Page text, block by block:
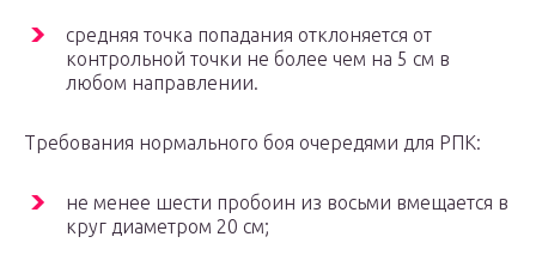
средняя точка попадания отклоняется от
контрольной точки не более чем на 5 см в
любом направлении.
Требования нормального боя очередями для РПК:
не менее шести пробоин из восьми вмещается в
круг диаметром 20 см;